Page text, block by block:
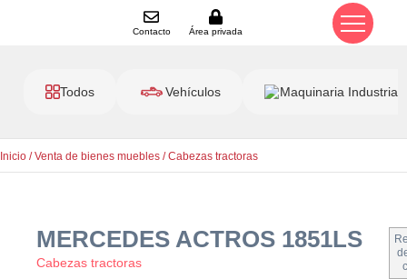
Contacto Área privada
Todos Vehículos Maquinaria Industrial
Inicio /Venta de bienes muebles /Cabezas tractoras
MERCEDES ACTROS 1851LS
Cabezas tractoras